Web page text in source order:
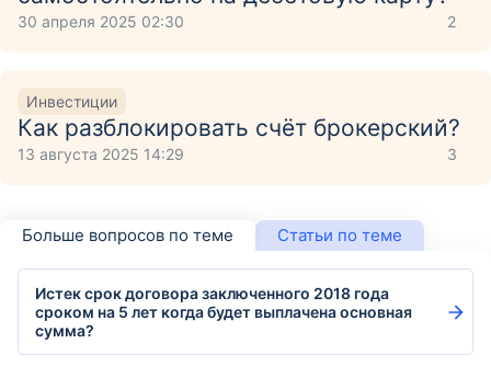
30 апреля 2025 02:30 2
Инвестиции
Как разблокировать счёт брокерский?
13 августа 2025 14:29 3
Больше вопросов по теме Статьи по теме
Истек срок договора заключенного 2018 года
сроком на 5 лет когда будет выплачена основная
сумма?